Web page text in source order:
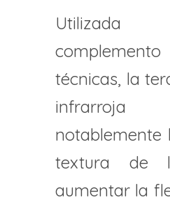
técnicas, la
notablemente
textura de
aumentar la